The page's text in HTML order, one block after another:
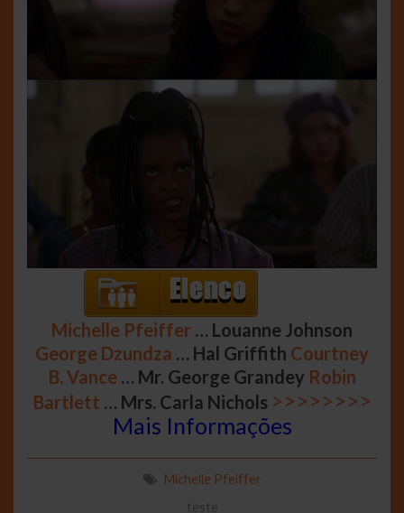
Michelle Pfeiffer … Louanne Johnson
George Dzundza … Hal Griffith Courtney
B. Vance … Mr. George Grandey Robin
Bartlett … Mrs. Carla Nichols >>>>>>>>
Mais Informações
Michelle Pfeiffer
teste